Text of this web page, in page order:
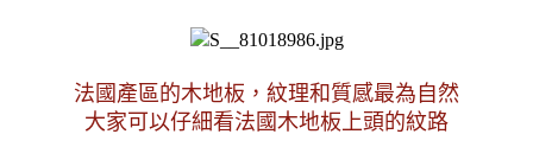
法國產區的木地板， 紋理和質感最為自然
大家可以仔細看法國木地板上頭的紋路